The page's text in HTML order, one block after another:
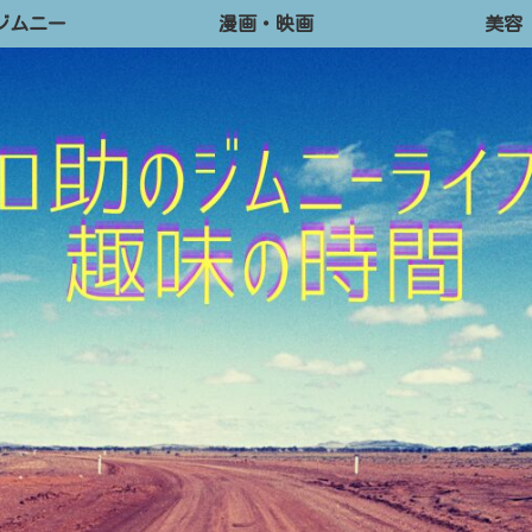
ムニー 漫画・映画 美容